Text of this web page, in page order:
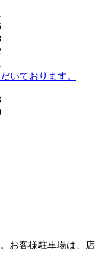
いております。
お客様駐車場は、店